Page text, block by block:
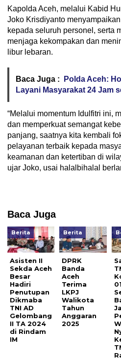
Kapolda Aceh, melalui Kabid
Joko Krisdiyanto
kepada seluruh personel, serta
menjaga kekompakan dan
libur lebaran.
Baca Juga :
Polda Aceh:
Layani Masyarakat 24 Jam
“Melalui momentum Idulfitri ini,
dan memperkuat semangat
panjang, saatnya kita kembali
pelayanan terbaik kepada
keamanan dan ketertiban di
ujar Joko, usai halalbihalal
Baca Juga
Berita
Asisten II
Sekda Aceh
Besar
Hadiri
Penutupan
Dikmaba
TNI AD
Gelombang
II TA 2024
di Rindam
IM
Berita
DPRK
Banda
Aceh
Terima
LKPJ
Walikota
Tahun
Anggaran
2025